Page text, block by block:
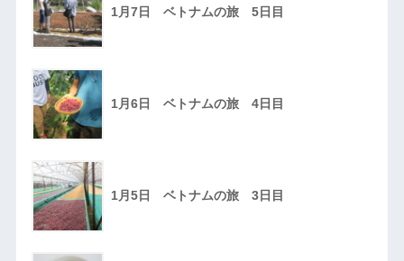
1月7日 ベトナムの旅 5日目
1月6日 ベトナムの旅 4日目
1月5日 ベトナムの旅 3日目